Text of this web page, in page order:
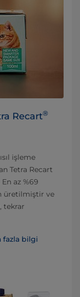
Recart®
işleme
Tetra Recart
az %69
üretilmiştir ve
tekrar
fazla bilgi